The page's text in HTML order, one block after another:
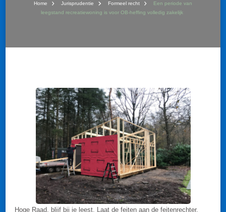
VAN
Home Jurisprudentie Formeel recht
Een periode van
leegstand recreatiewoning is voor OB-heffing volledig zakelijk
Hoge Raad, blijf bij je leest. Laat de feiten aan de feitenrechter.